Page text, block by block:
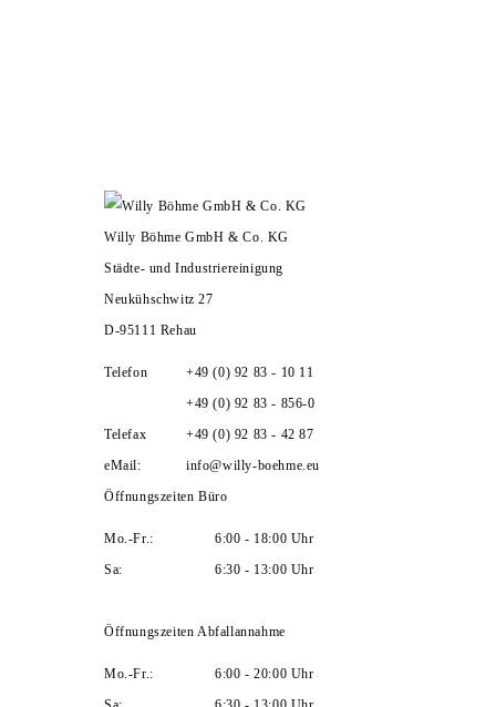
Willy Böhme GmbH & Co. KG
Städte- und Industriereinigung
Neukühschwitz 27
D-95111 Rehau
Telefon
+49 (0) 92 83 - 10 11
+49 (0) 92 83 - 856-0
Telefax
+49 (0) 92 83 - 42 87
eMail:
info@willy-boehme.eu
Öffnungszeiten Büro
Mo.-Fr.:
6:00 - 18:00 Uhr
Sa:
6:30 - 13:00 Uhr
Öffnungszeiten Abfallannahme
Mo.-Fr.:
6:00 - 20:00 Uhr